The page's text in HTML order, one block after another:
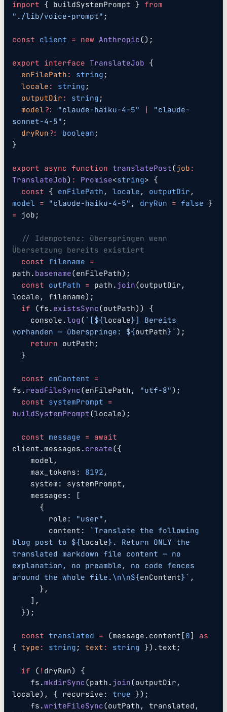
import { buildSystemPrompt } from
"./lib/voice-prompt" ;
const client = new Anthropic();
export interface TranslateJob {
  enFilePath
: string ;
  locale
: string ;
  outputDir
: string ;
  model
?: "claude-haiku-4-5"
"claude-
sonnet-4-5" ;
  dryRun
?: boolean ;
}
export async function translatePost(job :
TranslateJob) : Promise<string> {
  const
{ enFilePath , locale , outputDir
model = "claude-haiku-4-5" , dryRun = false
= job;
Übersetzung bereits existiert
  const
filename =
path. basename(enFilePath);
  const
outPath = path. join(outputDir,
locale, filename);
  if
(fs. existsSync(outPath)) {
    console.
log( `[${locale}] Bereits
vorhanden — überspringe: ${outPath}` );
    return
outPath;
  }
  const
enContent =
fs. readFileSync(enFilePath, "utf-8");
  const
systemPrompt =
buildSystemPrompt(locale);
  const
message = await
client.messages. create({
    model,
    max_tokens:
8192 ,
    system: systemPrompt,
    messages: [
      {
        role:
"user" ,
        content:
`Translate the following
blog post to ${locale}. Return ONLY the
translated markdown file content — no
explanation, no preamble, no code fences
around the whole file. \n\n${enContent}` ,
      },
    ],
  });
  const
translated = (message.content[0] as
{ type : string ; text : string }).text;
  if
( ! dryRun) {
    fs.
mkdirSync(path. join(outputDir,
locale), { recursive: true });
    fs.
writeFileSync